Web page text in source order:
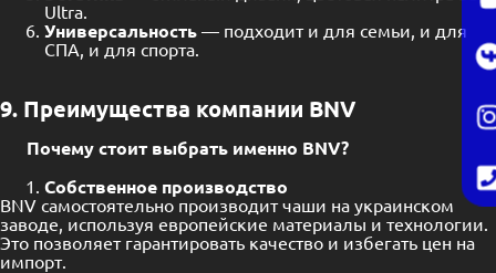
Ultra.
Универсальность — подходит и для семьи, и для
СПА, и для спорта.
9. Преимущества компании BNV
Почему стоит выбрать именно BNV?
Собственное производство
BNV самостоятельно производит чаши на украинском
заводе, используя европейские материалы и технологии.
Это позволяет гарантировать качество и избегать цен на
импорт.